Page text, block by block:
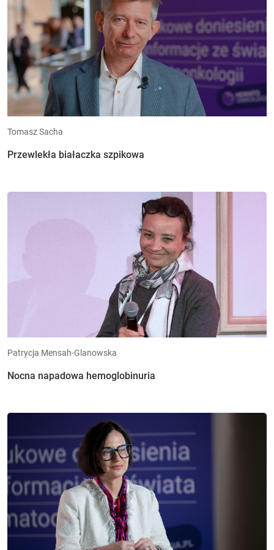
Tomasz Sacha
Przewlekła białaczka szpikowa
Patrycja Mensah-Glanowska
Nocna napadowa hemoglobinuria